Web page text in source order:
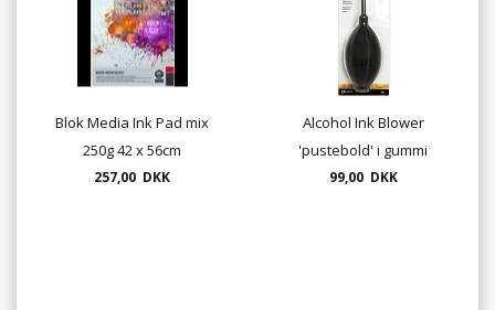
Blok Media Ink Pad mix
250g 42 x 56cm
257,00 DKK
Alcohol Ink Blower
'pustebold' i gummi
(udgår - 1 stk tilbage)
99,00 DKK